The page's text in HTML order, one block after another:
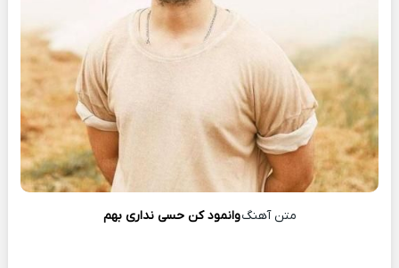
متن آهنگوانمود کن حسی نداری بهم